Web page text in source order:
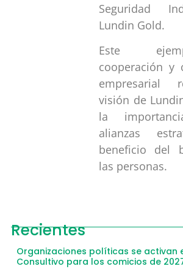
Seguridad
Lundin Gold.
Este
cooperación y
empresarial
visión de
la
alianzas
beneficio del
las personas.
Recientes
Organizaciones políticas se activan
Consultivo para los comicios de